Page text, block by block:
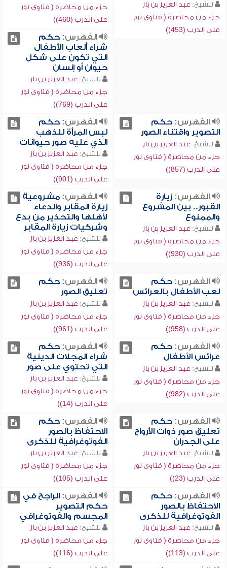
للشيخ: عبد العزيز بن باز
جزء من محاضرة ( فتاوى نور
على الدرب (453))
جزء من محاضرة ( فتاوى نور
على الدرب (460))
الفهرس:حكم
شراء ألعاب الأطفال
التي تكون على شكل
حيوان أو إنسان
للشيخ: عبد العزيز بن باز
جزء من محاضرة ( فتاوى نور
على الدرب (769))
الفهرس:حكم
التصوير واقتناء الصور
للشيخ: عبد العزيز بن باز
جزء من محاضرة ( فتاوى نور
على الدرب (857))
الفهرس:حكم
لبس المرأة للذهب
الذي عليه صور حيوانات
للشيخ: عبد العزيز بن باز
جزء من محاضرة ( فتاوى نور
على الدرب (901))
الفهرس:زيارة
القبور.. بين المشروع
والممنوع
للشيخ: عبد العزيز بن باز
جزء من محاضرة ( فتاوى نور
على الدرب (930))
الفهرس:مشروعية
زيارة المقابر والدعاء
لأهلها والتحذير من بدع
وشركيات زيارة المقابر
للشيخ: عبد العزيز بن باز
جزء من محاضرة ( فتاوى نور
على الدرب (936))
الفهرس:حكم
لعب الأطفال بالعرائس
للشيخ: عبد العزيز بن باز
جزء من محاضرة ( فتاوى نور
على الدرب (958))
الفهرس:حكم
تعليق الصور
للشيخ: عبد العزيز بن باز
جزء من محاضرة ( فتاوى نور
على الدرب (961))
الفهرس:حكم
عرائس الأطفال
للشيخ: عبد العزيز بن باز
جزء من محاضرة ( فتاوى نور
على الدرب (982))
الفهرس:حكم
شراء المجلات الدينية
التي تحتوي على صور
للشيخ: عبد العزيز بن باز
جزء من محاضرة ( فتاوى نور
على الدرب (14))
الفهرس:حكم
تعليق صور ذوات الأرواح
على الجدران
للشيخ: عبد العزيز بن باز
جزء من محاضرة ( فتاوى نور
على الدرب (23))
الفهرس:حكم
الاحتفاظ بالصور
الفوتوغرافية للذكرى
للشيخ: عبد العزيز بن باز
جزء من محاضرة ( فتاوى نور
على الدرب (105))
الفهرس:حكم
الاحتفاظ بالصور
الفوتوغرافية للذكرى
للشيخ: عبد العزيز بن باز
جزء من محاضرة ( فتاوى نور
على الدرب (113))
الفهرس:الراجح في
حكم التصوير
المجسم والفوتوغرافي
للشيخ: عبد العزيز بن باز
جزء من محاضرة ( فتاوى نور
على الدرب (116))